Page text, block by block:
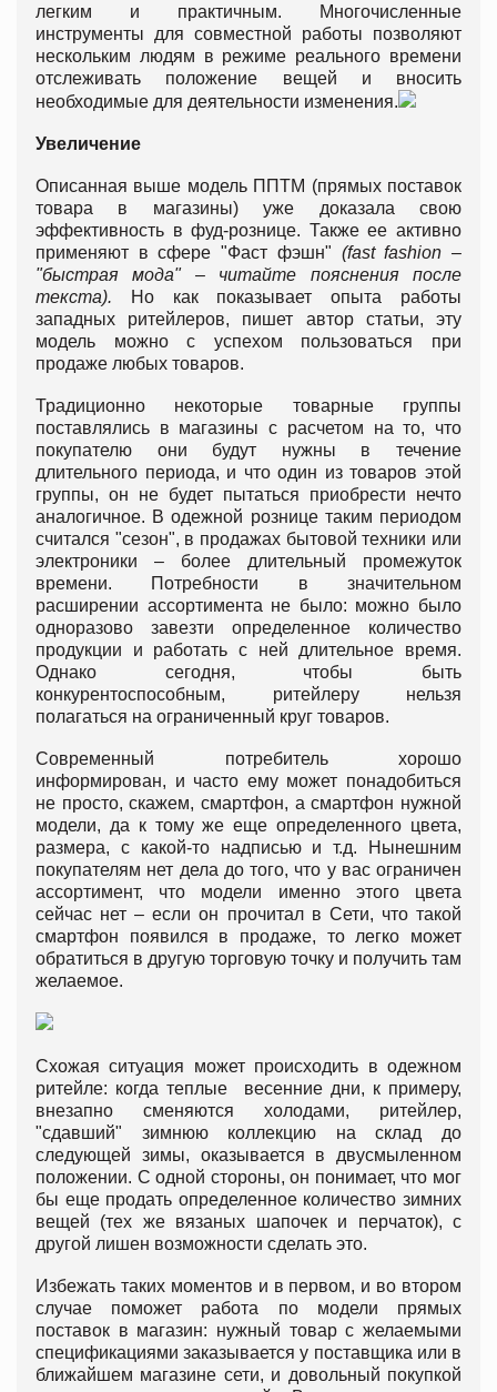
легким и практичным. Многочисленные
инструменты для совместной работы позволяют
нескольким людям в режиме реального времени
отслеживать положение вещей и вносить
необходимые для деятельности изменения.
Увеличение
Описанная выше модель ППТМ (прямых поставок
товара в магазины) уже доказала свою
эффективность в фуд-рознице. Также ее активно
применяют в сфере "Фаст фэшн" (fast fashion –
"быстрая мода" – читайте пояснения после
текста).
Но как показывает опыта работы
западных ритейлеров, пишет автор статьи, эту
модель можно с успехом пользоваться при
продаже любых товаров.
Традиционно некоторые товарные группы
поставлялись в магазины с расчетом на то, что
покупателю они будут нужны в течение
длительного периода, и что один из товаров этой
группы, он не будет пытаться приобрести нечто
аналогичное. В одежной рознице таким периодом
считался "сезон", в продажах бытовой техники или
электроники – более длительный промежуток
времени. Потребности в значительном
расширении ассортимента не было: можно было
одноразово завезти определенное количество
продукции и работать с ней длительное время.
Однако сегодня, чтобы быть
конкурентоспособным, ритейлеру нельзя
полагаться на ограниченный круг товаров.
Современный потребитель хорошо
информирован, и часто ему может понадобиться
не просто, скажем, смартфон, а смартфон нужной
модели, да к тому же еще определенного цвета,
размера, с какой-то надписью и т.д. Нынешним
покупателям нет дела до того, что у вас ограничен
ассортимент, что модели именно этого цвета
сейчас нет – если он прочитал в Сети, что такой
смартфон появился в продаже, то легко может
обратиться в другую торговую точку и получить там
желаемое.
Схожая ситуация может происходить в одежном
ритейле: когда теплые весенние дни, к примеру,
внезапно сменяются холодами, ритейлер,
"сдавший" зимнюю коллекцию на склад до
следующей зимы, оказывается в двусмыленном
положении. С одной стороны, он понимает, что мог
бы еще продать определенное количество зимних
вещей (тех же вязаных шапочек и перчаток), с
другой лишен возможности сделать это.
Избежать таких моментов и в первом, и во втором
случае поможет работа по модели прямых
поставок в магазин: нужный товар с желаемыми
спецификациями заказывается у поставщика или в
ближайшем магазине сети, и довольный покупкой